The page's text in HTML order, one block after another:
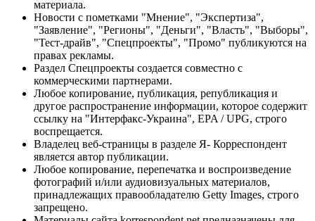
материала.
Новости с пометками "Мнение", "Экспертиза",
"Заявление", "Регионы", "Деньги", "Власть", "Выборы",
"Тест-драйв", "Спецпроекты", "Промо" публикуются на
правах рекламы.
Раздел Спецпроекты создается совместно с
коммерческими партнерами.
Любое копирование, публикация, републикация и
другое распространение информации, которое содержит
ссылку на "Интерфакс-Украина", EPA / UPG, строго
воспрещается.
Владелец веб-страницы в разделе Я- Корреспондент
является автор публикации.
Любое копирование, перепечатка и воспроизведение
фотографий и/или аудиовизуальных материалов,
принадлежащих правообладателю Getty Images, строго
запрещено.